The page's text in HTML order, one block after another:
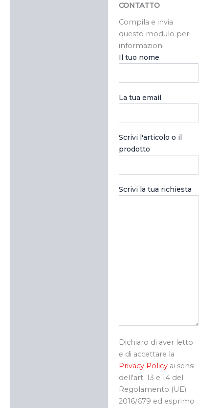
CONTATTO
Compila e invia
questo modulo per
informazioni
Il tuo nome
La tua email
Scrivi l'articolo o il
prodotto
Scrivi la tua richiesta
Dichiaro di aver letto
e di accettare la
Privacy Policyai sensi
dell'art. 13 e 14 del
Regolamento (UE)
2016/679 ed esprimo